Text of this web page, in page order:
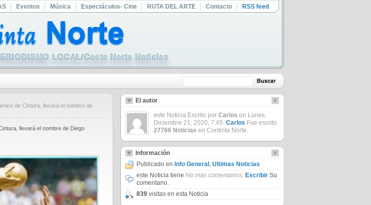
Eventos Música Espectáculos- Cine RUTA DEL ARTE Contacto RSS feed
de Cintura, llevará el nombre de
llevará el nombre de Diego
El autor
este Noticia Escrito por Carlos on Lunes,
Diciembre 21, 2020, 7:45. Carlos Fue escrito
27766 Noticias en Continta Norte.
Información
Publicado en Info General , Ultimas Noticias
este Noticia tiene No más comentarios. Escribir Su
comentario.
839 visitas en esta Noticia